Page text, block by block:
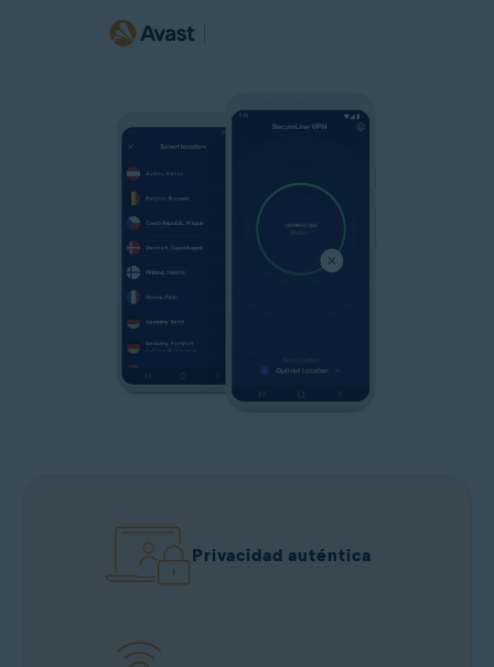
Privacidad auténtica